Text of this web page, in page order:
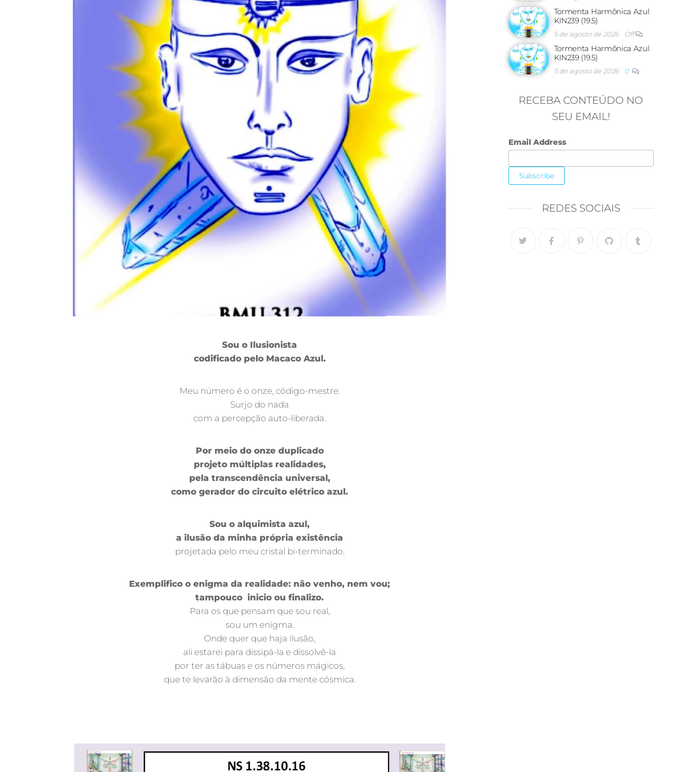
Sou o Ilusionista
codificado pelo Macaco Azul.
Meu número é o onze, código-mestre.
Surjo do nada
com a percepção auto-liberada.
Por meio do onze duplicado
projeto múltiplas realidades,
pela transcendência universal,
como gerador do circuito elétrico azul.
Sou o alquimista azul,
a ilusão da minha própria existência
projetada pelo meu cristal bi-terminado.
Exemplifico o enigma da realidade: não venho, nem vou;
tampouco inicio ou finalizo.
Para os que pensam que sou real,
sou um enigma.
Onde quer que haja ilusão,
ali estarei para dissipá-la e dissolvê-la
por ter as tábuas e os números mágicos,
que te levarão à dimensão da mente cósmica.
Tormenta Harmônica Azul
KIN239 (19.5)
5 de agosto de 2026 Off
Tormenta Harmônica Azul
KIN239 (19.5)
5 de agosto de 2026 0
RECEBA CONTEÚDO NO
SEU EMAIL!
Email Address
REDES SOCIAIS